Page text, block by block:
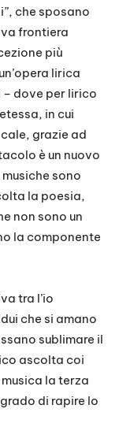
che sposano
frontiera
più
lirica
dove per lirico
in cui
grazie ad
è un nuovo
sono
la poesia,
non sono un
la componente
tra l’io
che si amano
sublimare il
ascolta coi
la terza
di rapire lo